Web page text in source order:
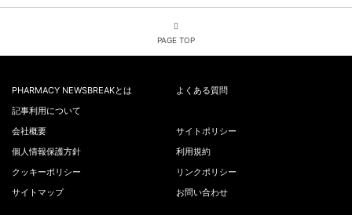
PAGE TOP
PHARMACY NEWSBREAKとは
よくある質問
記事利用について
会社概要
サイトポリシー
個人情報保護方針
利用規約
クッキーポリシー
リンクポリシー
サイトマップ
お問い合わせ